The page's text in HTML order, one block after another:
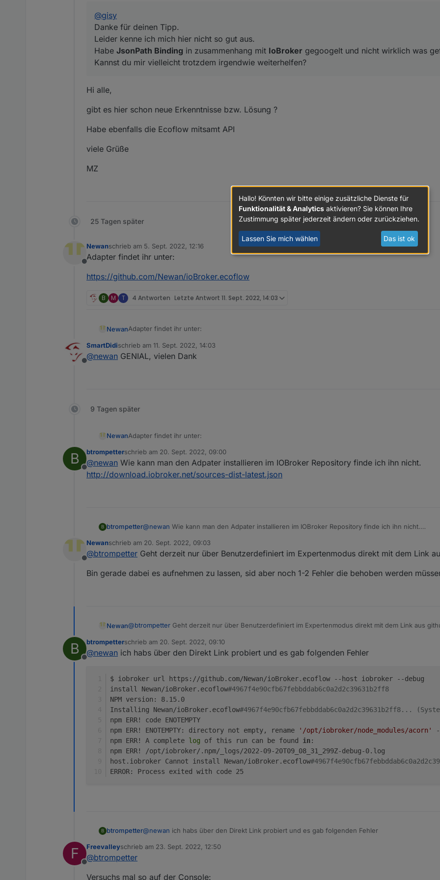
@gisy
Danke für deinen Tipp.
Leider kenne ich mich hier nicht so gut aus.
Habe JsonPath Binding in zusammenhang mit IoBroker gegoogelt und nicht wirklich was
Kannst du mir vielleicht trotzdem irgendwie weiterhelfen?
Hi alle,
gibt es hier schon neue Erkenntnisse bzw. Lösung ?
Habe ebenfalls die Ecoflow mitsamt API
viele Grüße
MZ
25 Tagen später
Offline
Newanschrieb am 5. Sept. 2022, 12:16
zuletzt editiert von
Adapter findet ihr unter:
https://github.com/Newan/ioBroker.ecoflow
B M T 4 Antworten Letzte Antwort 11. Sept. 2022, 14:03
NewanAdapter findet ihr unter:
https://github.com/Newan/ioBroker.ecoflow
Offline
SmartDidischrieb am 11. Sept. 2022, 14:03
zuletzt editiert von
@newan GENIAL, vielen Dank
9 Tagen später
NewanAdapter findet ihr unter:
https://github.com/Newan/ioBroker.ecoflow
B
Offline
btrompetterschrieb am 20. Sept. 2022, 09:00
zuletzt editiert von
@newan Wie kann man den Adpater installieren im IOBroker Repository finde ich ihn nicht.
http://download.iobroker.net/sources-dist-latest.json
B btrompetter@newan Wie kann man den Adpater installieren im IOBroker Repository finde ich ihn nicht.
Offline
Newanschrieb am 20. Sept. 2022, 09:03
zuletzt editiert von
@btrompetter Geht derzeit nur über Benutzerdefiniert im Expertenmodus direkt mit dem Link
Bin gerade dabei es aufnehmen zu lassen, sid aber noch 1-2 Fehler die behoben werden
Newan@btrompetter Geht derzeit nur über Benutzerdefiniert im Expertenmodus direkt mit dem Link aus
Bin gerade dabei es aufnehmen zu lassen, sid aber noch 1-2 Fehler die behoben werden müssen
B
Offline
btrompetterschrieb am 20. Sept. 2022, 09:10
zuletzt editiert von
@newan ich habs über den Direkt Link probiert und es gab folgenden Fehler
$ iobroker url https://github.com/Newan/ioBroker.ecoflow --host iobroker --debug
install Newan/ioBroker.ecoflow#4967f4e90cfb67febbddab6c0a2d2c39631b2ff8
NPM version: 8.15.0
Installing Newan/ioBroker.ecoflow#4967f4e90cfb67febbddab6c0a2d2c39631b2ff8...
npm ERR! code ENOTEMPTY
npm ERR! ENOTEMPTY: directory not empty, rename
'/opt/iobroker/node_modules/acorn'
npm ERR! A complete log of this run can be found in:
npm ERR! /opt/iobroker/.npm/_logs/2022-09-20T09_08_31_299Z-debug-0.log
host.iobroker Cannot install Newan/ioBroker.ecoflow
ERROR: Process exited with code 25
B btrompetter@newan ich habs über den Direkt Link probiert und es gab folgenden Fehler
$ iobroker url https://github.com/Newan/ioBroker.ecoflow --host iobroker --
Installing Newan/
F
Offline
Freevalleyschrieb am 23. Sept. 2022, 12:50
zuletzt editiert von
@btrompetter
Versuchs mal so auf der Console:
Hallo! Könnten wir bitte einige zusätzliche Dienste für
Funktionalität & Analytics aktivieren? Sie können Ihre
Zustimmung später jederzeit ändern oder zurückziehen.
Lassen Sie mich wählen Das ist ok